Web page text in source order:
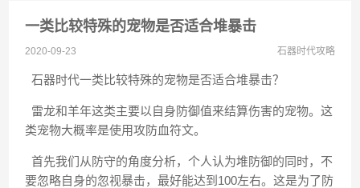
一类比较特殊的宠物是否适合堆暴击
2020-09-23 石器时代攻略
石器时代一类比较特殊的宠物是否适合堆暴击？
雷龙和羊年这类主要以自身防御值来结算伤害的宠物。这
类宠物大概率是使用攻防血符文。
首先我们从防守的角度分析，个人认为堆防御的同时，不
要忽略自身的忽视暴击，最好能达到100左右。这是为了防